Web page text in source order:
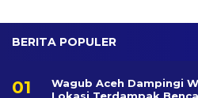
BERITA POPULER
Wagub Aceh Dampingi
Lokasi Terdampak